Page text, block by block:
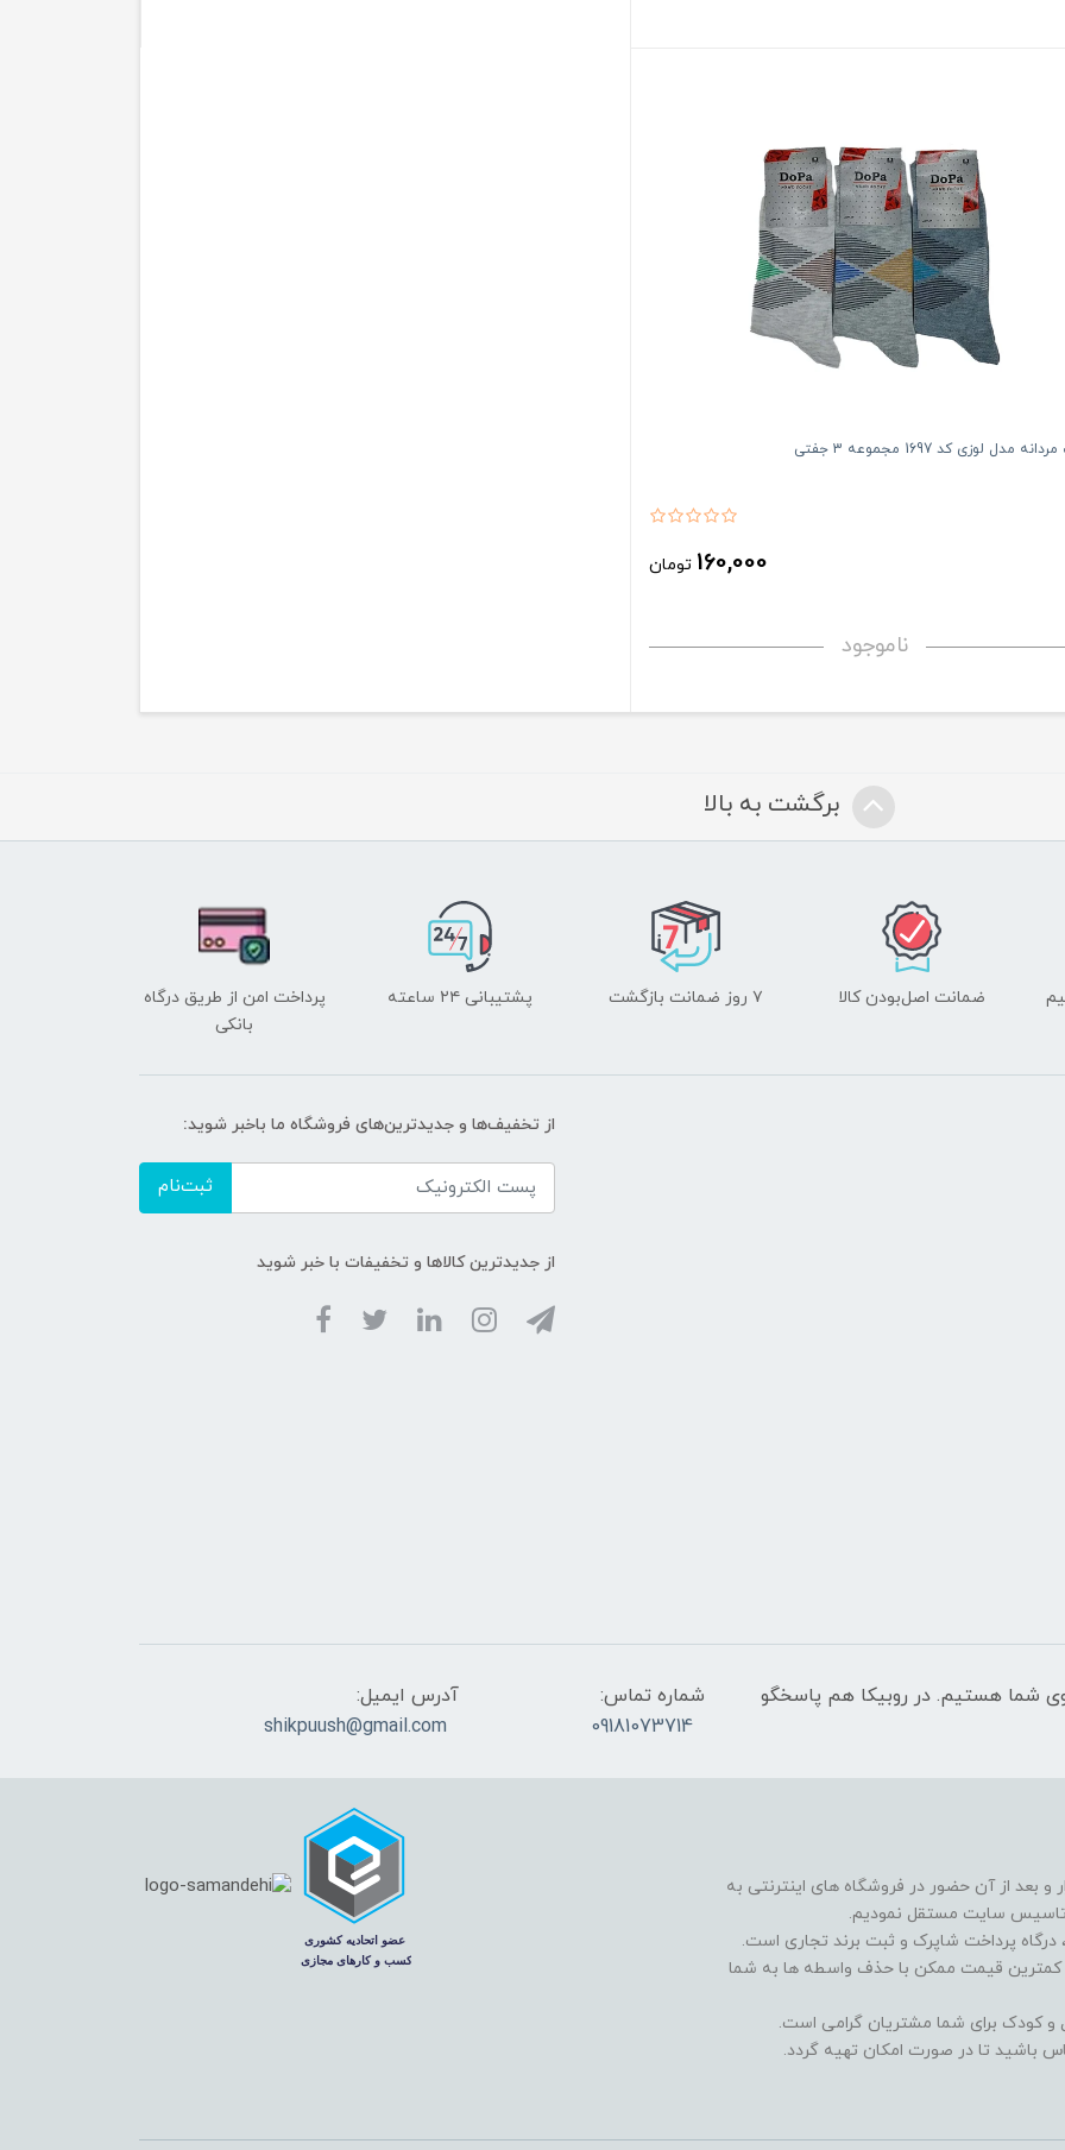
مدل لوزی کد 1697 مجموعه 3 جفتی
160,000 تومان
ناموجود
برگشت به بالا
ضمانت اصل‌بودن کالا ۷ روز ضمانت بازگشت پشتیبانی ۲۴ ساعته
پرداخت امن از طریق درگاه
بانکی
از تخفیف‌ها و جدیدترین‌های فروشگاه ما باخبر شوید:
ثبت‌نام
از جدیدترین کالاها و تخفیفات با خبر شوید
9 صبح تا 9 شب پاسخگوی شما هستیم. در روبیکا هم پاسخگو
شماره تماس:
09181073714
آدرس ایمیل:
shikpuush@gmail.com
بعد از آن حضور در فروشگاه های اینترنتی به
تاسیس سایت مستقل نمودیم.
پرداخت شاپرک و ثبت برند تجاری است.
کمترین قیمت ممکن با حذف واسطه ها به شما
و کودک برای شما مشتریان گرامی است.
باشید تا در صورت امکان تهیه گردد.